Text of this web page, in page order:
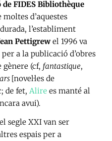
FIDES Bibliothèque
moltes d’aquestes
l’establiment
Pettigrew el 1996 va
a la publicació d’obres
(cf, fantastique,
[novel·les de
de fet, Alire es manté al
avui).
segle XXI van ser
espais per a